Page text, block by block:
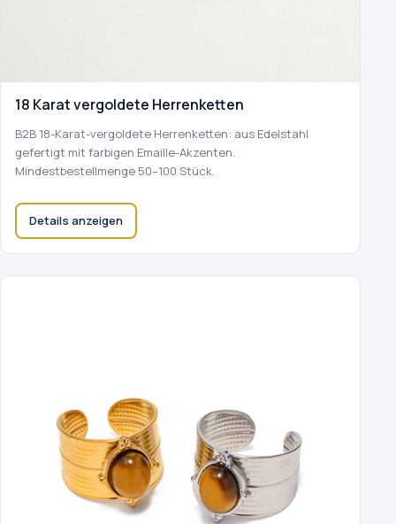
18 Karat vergoldete Herrenketten
B2B 18-Karat-vergoldete Herrenketten: aus Edelstahl
gefertigt mit farbigen Emaille-Akzenten.
Mindestbestellmenge 50–100 Stück.
Details anzeigen